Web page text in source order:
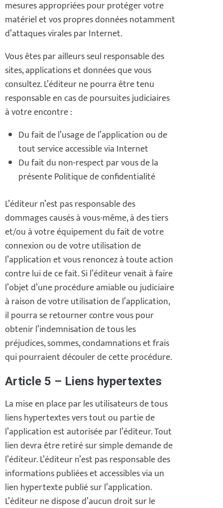
mesures appropriées pour protéger votre
matériel et vos propres données notamment
d’attaques virales par Internet.
Vous êtes par ailleurs seul responsable des
sites, applications et données que vous
consultez. L’éditeur ne pourra être tenu
responsable en cas de poursuites judiciaires
à votre encontre :
Du fait de l’usage de l’application ou de
tout service accessible via Internet
Du fait du non-respect par vous de la
présente Politique de confidentialité
L’éditeur n’est pas responsable des
dommages causés à vous-même, à des tiers
et/ou à votre équipement du fait de votre
connexion ou de votre utilisation de
l’application et vous renoncez à toute action
contre lui de ce fait. Si l’éditeur venait à faire
l’objet d’une procédure amiable ou judiciaire
à raison de votre utilisation de l’application,
il pourra se retourner contre vous pour
obtenir l’indemnisation de tous les
préjudices, sommes, condamnations et frais
qui pourraient découler de cette procédure.
Article 5 – Liens hypertextes
La mise en place par les utilisateurs de tous
liens hypertextes vers tout ou partie de
l’application est autorisée par l’éditeur. Tout
lien devra être retiré sur simple demande de
l’éditeur. L’éditeur n’est pas responsable des
informations publiées et accessibles via un
lien hypertexte publié sur l’application.
L’éditeur ne dispose d’aucun droit sur le